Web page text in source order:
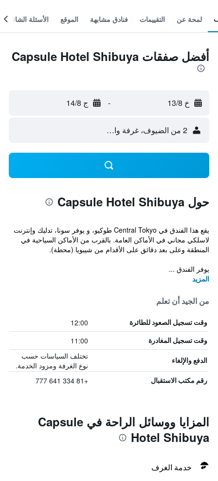
لمحة عن التقييمات فنادق مشابهة الموقع الأسئلة الشائعة
أفضل صفقات Capsule Hotel Shibuya
خ 13/8 - ج 14/8
2 من الضيوف، غرفة واحدة
حول Capsule Hotel Shibuya
يقع هذا الفندق في Central Tokyo طوكيو، و يوفر سونا، تدليك وإنترنت
لاسلكي مجاني في الأماكن العامة. بالقرب من الأماكن السياحية في
المنطقة وعلى بعد دقائق على الأقدام من شيبويا (محطة).
يوفر الفندق ...
المزيد
من الجيد أن تعلم
وقت تسجيل الصعود للطائرة 12:00
وقت تسجيل المغادرة 11:00
الدفع والإلغاء
تختلف السياسات حسب
نوع الغرفة ومزود الخدمة.
رقم مكتب الاستقبال +81 334 641 777
المزايا ووسائل الراحة في Capsule
Hotel Shibuya
خدمة الغرف